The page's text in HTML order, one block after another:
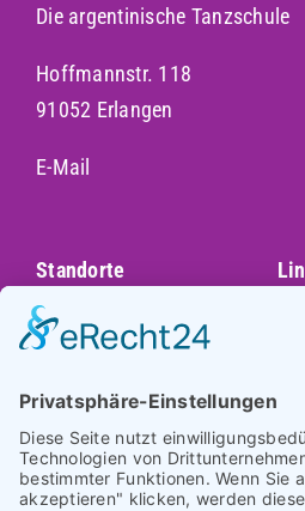
Die argentinische Tanzschule
Hoffmannstr. 118
91052 Erlangen
E-Mail
Standorte
Augsburg
Darmstadt
Frankfurt
Heidelberg